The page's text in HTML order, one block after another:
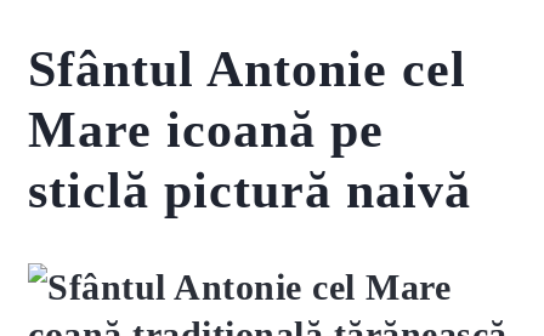
Sfântul Antonie cel
Mare icoană pe
sticlă pictură naivă